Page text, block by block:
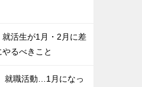
活生が1月・2月に差
るべきこと
就職活動…1月になっ